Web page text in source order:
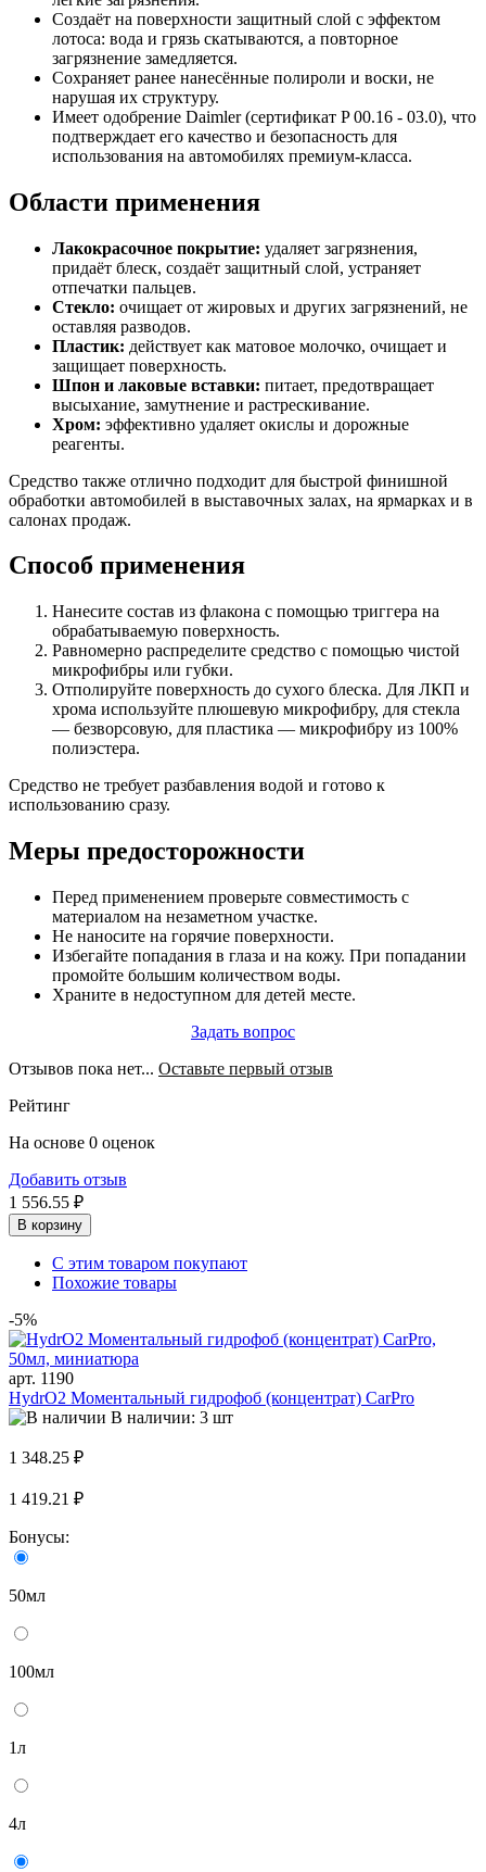
Создаёт на поверхности защитный слой с эффектом
лотоса: вода и грязь скатываются, а повторное
загрязнение замедляется.
Сохраняет ранее нанесённые полироли и воски, не
нарушая их структуру.
Имеет одобрение Daimler (сертификат P 00.16 - 03.0), что
подтверждает его качество и безопасность для
использования на автомобилях премиум-класса.
Области применения
Лакокрасочное покрытие: удаляет загрязнения,
придаёт блеск, создаёт защитный слой, устраняет
отпечатки пальцев.
Стекло: очищает от жировых и других загрязнений, не
оставляя разводов.
Пластик: действует как матовое молочко, очищает и
защищает поверхность.
Шпон и лаковые вставки: питает, предотвращает
высыхание, замутнение и растрескивание.
Хром: эффективно удаляет окислы и дорожные
реагенты.
Средство также отлично подходит для быстрой финишной
обработки автомобилей в выставочных залах, на ярмарках и в
салонах продаж.
Способ применения
Нанесите состав из флакона с помощью триггера на
обрабатываемую поверхность.
Равномерно распределите средство с помощью чистой
микрофибры или губки.
Отполируйте поверхность до сухого блеска. Для ЛКП и
хрома используйте плюшевую микрофибру, для стекла
— безворсовую, для пластика — микрофибру из 100%
полиэстера.
Средство не требует разбавления водой и готово к
использованию сразу.
Меры предосторожности
Перед применением проверьте совместимость с
материалом на незаметном участке.
Не наносите на горячие поверхности.
Избегайте попадания в глаза и на кожу. При попадании
промойте большим количеством воды.
Храните в недоступном для детей месте.
Задать вопрос
Отзывов пока нет... Оставьте первый отзыв
Рейтинг
На основе 0 оценок
Добавить отзыв
1 556.55 ₽
В корзину
С этим товаром покупают
Похожие товары
-5%
арт. 1190
HydrO2 Моментальный гидрофоб (концентрат) CarPro
В наличии: 3 шт
1 348.25 ₽
1 419.21 ₽
Бонусы:
50мл
100мл
1л
4л